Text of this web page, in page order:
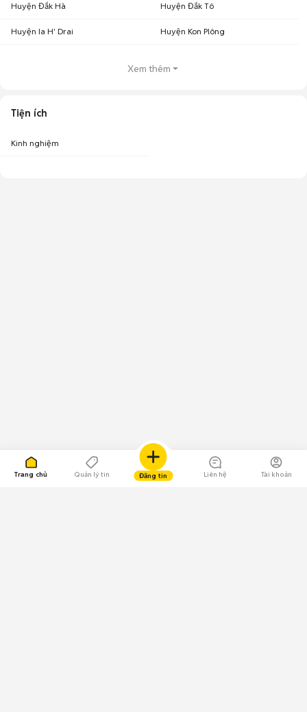
Trang chủ Quản lý tin Đăng tin Liên hệ Tài khoản
Huyện Đắk Hà Huyện Đắk Tô
Huyện Ia H' Drai Huyện Kon Plông
Xem thêm
Tiện ích
Kinh nghiệm